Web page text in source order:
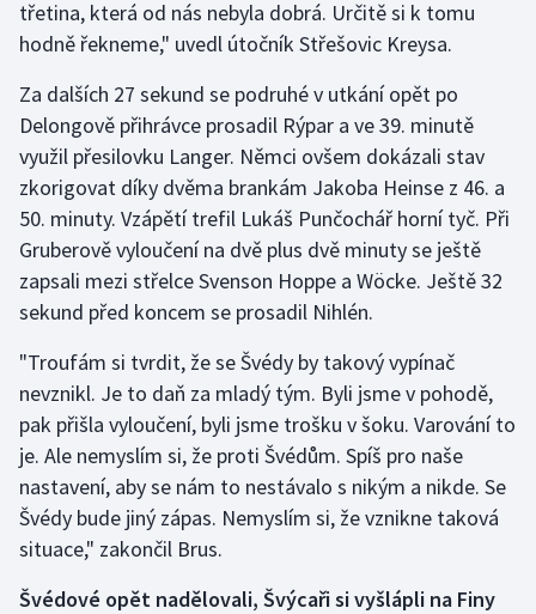
třetina, která od nás nebyla dobrá. Určitě si k tomu
hodně řekneme," uvedl útočník Střešovic Kreysa.
Za dalších 27 sekund se podruhé v utkání opět po
Delongově přihrávce prosadil Rýpar a ve 39. minutě
využil přesilovku Langer. Němci ovšem dokázali stav
zkorigovat díky dvěma brankám Jakoba Heinse z 46. a
50. minuty. Vzápětí trefil Lukáš Punčochář horní tyč. Při
Gruberově vyloučení na dvě plus dvě minuty se ještě
zapsali mezi střelce Svenson Hoppe a Wöcke. Ještě 32
sekund před koncem se prosadil Nihlén.
"Troufám si tvrdit, že se Švédy by takový vypínač
nevznikl. Je to daň za mladý tým. Byli jsme v pohodě,
pak přišla vyloučení, byli jsme trošku v šoku. Varování to
je. Ale nemyslím si, že proti Švédům. Spíš pro naše
nastavení, aby se nám to nestávalo s nikým a nikde. Se
Švédy bude jiný zápas. Nemyslím si, že vznikne taková
situace," zakončil Brus.
Švédové opět nadělovali, Švýcaři si vyšlápli na Finy